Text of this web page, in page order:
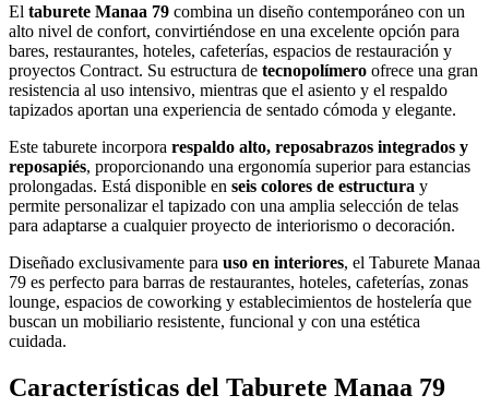
El taburete Manaa 79 combina un diseño contemporáneo con un
alto nivel de confort, convirtiéndose en una excelente opción para
bares, restaurantes, hoteles, cafeterías, espacios de restauración y
proyectos Contract. Su estructura de tecnopolímero ofrece una gran
resistencia al uso intensivo, mientras que el asiento y el respaldo
tapizados aportan una experiencia de sentado cómoda y elegante.
Este taburete incorpora respaldo alto, reposabrazos integrados y
reposapiés, proporcionando una ergonomía superior para estancias
prolongadas. Está disponible en seis colores de estructura y
permite personalizar el tapizado con una amplia selección de telas
para adaptarse a cualquier proyecto de interiorismo o decoración.
Diseñado exclusivamente para uso en interiores, el Taburete Manaa
79 es perfecto para barras de restaurantes, hoteles, cafeterías, zonas
lounge, espacios de coworking y establecimientos de hostelería que
buscan un mobiliario resistente, funcional y con una estética
cuidada.
Características del Taburete Manaa 79